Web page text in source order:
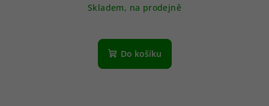
Skladem, na prodejně
Do košíku